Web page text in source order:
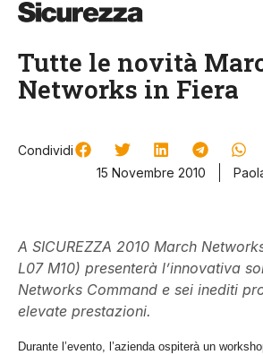
Tutte le novità
Networks in Fiera
Condividi
15 Novembre 2010
A SICUREZZA 2010 March
L07 M10) presenterà l’innovativa
Networks Command e sei inediti
elevate prestazioni.
Durante l’evento, l’azienda ospiterà un